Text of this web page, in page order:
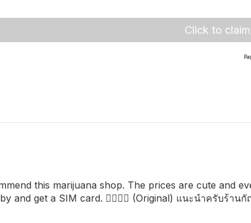
Click to
this marijuana shop. The prices are cute and
and get a SIM card. 😵‍💫😵‍💫 (Original) แนะนำครับ